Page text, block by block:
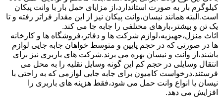
کیلوگرم بار به صورت استاندارد،از مزایای حمل بار با وانت پیکان
است.البته همانند نیسان،وانت پیکان نیز از این مقدار فراتر رفته و تا
یک تن و بیشتر،بارهای مختلفی را جابه جا می کند.
اثاث منزل،جهیزیه،لوازم شرکت ها و دفاتر،فروشگاه ها و کارخانه
ها در صورتی که در حجم پایین و متوسط خواهان جابه جایی لوازم
باشند،از وانت و نیسان بهره می برند.شرکت های باربری نیز برای
انتقال وسایلی در حجم کم این گونه وسایل نقلیه را به محل می
فرستند.درخواست کامیون برای جابه جایی لوازمی که به راحتی با
نیسان یا انواع وانت حمل می شود،فقط هزینه های باربری را
افزایش می دهد.